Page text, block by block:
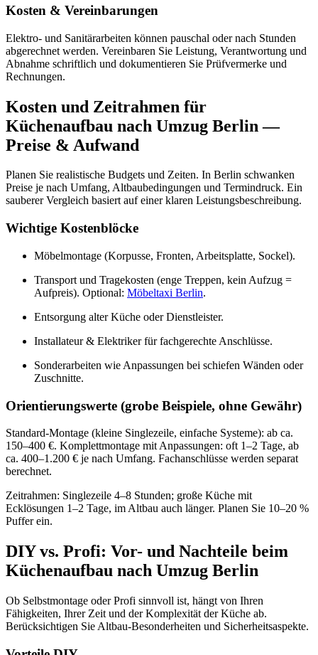
Kosten & Vereinbarungen
Elektro- und Sanitärarbeiten können pauschal oder nach Stunden
abgerechnet werden. Vereinbaren Sie Leistung, Verantwortung und
Abnahme schriftlich und dokumentieren Sie Prüfvermerke und
Rechnungen.
Kosten und Zeitrahmen für
Küchenaufbau nach Umzug Berlin —
Preise & Aufwand
Planen Sie realistische Budgets und Zeiten. In Berlin schwanken
Preise je nach Umfang, Altbaubedingungen und Termindruck. Ein
sauberer Vergleich basiert auf einer klaren Leistungsbeschreibung.
Wichtige Kostenblöcke
Möbelmontage (Korpusse, Fronten, Arbeitsplatte, Sockel).
Transport und Tragekosten (enge Treppen, kein Aufzug =
Aufpreis). Optional: Möbeltaxi Berlin.
Entsorgung alter Küche oder Dienstleister.
Installateur & Elektriker für fachgerechte Anschlüsse.
Sonderarbeiten wie Anpassungen bei schiefen Wänden oder
Zuschnitte.
Orientierungswerte (grobe Beispiele, ohne Gewähr)
Standard-Montage (kleine Singlezeile, einfache Systeme): ab ca.
150–400 €. Komplettmontage mit Anpassungen: oft 1–2 Tage, ab
ca. 400–1.200 € je nach Umfang. Fachanschlüsse werden separat
berechnet.
Zeitrahmen: Singlezeile 4–8 Stunden; große Küche mit
Ecklösungen 1–2 Tage, im Altbau auch länger. Planen Sie 10–20 %
Puffer ein.
DIY vs. Profi: Vor- und Nachteile beim
Küchenaufbau nach Umzug Berlin
Ob Selbstmontage oder Profi sinnvoll ist, hängt von Ihren
Fähigkeiten, Ihrer Zeit und der Komplexität der Küche ab.
Berücksichtigen Sie Altbau-Besonderheiten und Sicherheitsaspekte.